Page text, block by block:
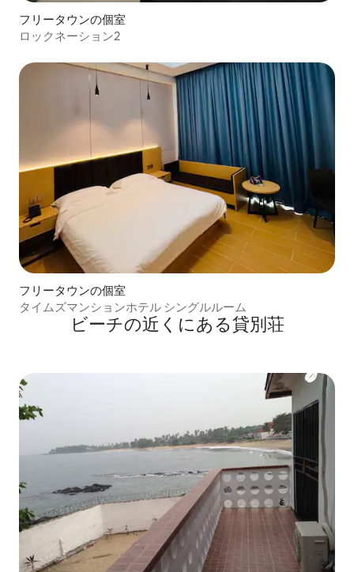
フリータウンの個室
ロックネーション2
フリータウンの個室
タイムズマンションホテル シングルルーム
ビーチの近くにある貸別荘